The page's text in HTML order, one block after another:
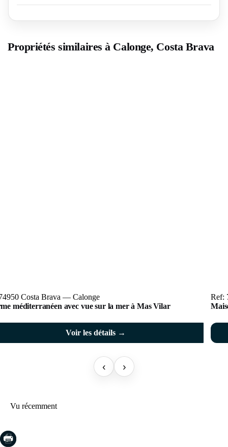
Propriétés similaires à Calonge, Costa Brava
Costa Brava — Calonge
méditerranéen avec vue sur la mer à Mas Vilar
Voir les détails →
Ref:
‹ ›
Vu récemment